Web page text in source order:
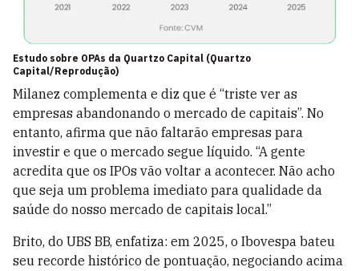
Estudo sobre OPAs da Quartzo Capital (Quartzo
Capital/Reprodução)
Milanez complementa e diz que é “triste ver as
empresas abandonando o mercado de capitais”. No
entanto, afirma que não faltarão empresas para
investir e que o mercado segue líquido. “A gente
acredita que os IPOs vão voltar a acontecer. Não acho
que seja um problema imediato para qualidade da
saúde do nosso mercado de capitais local.”
Brito, do UBS BB, enfatiza: em 2025, o Ibovespa bateu
seu recorde histórico de pontuação, negociando acima